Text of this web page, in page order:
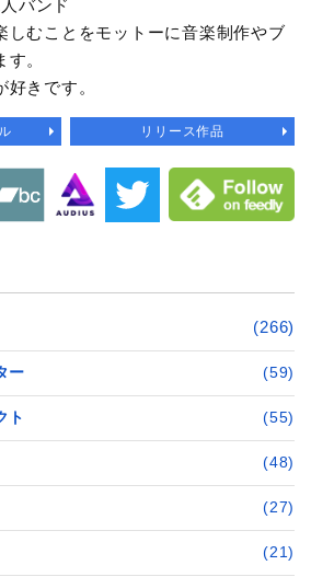
バンド
しむことをモットーに音楽制作やブ
。
きです。
リリース作品
(266)
ー (59)
ト (55)
(48)
(27)
(21)